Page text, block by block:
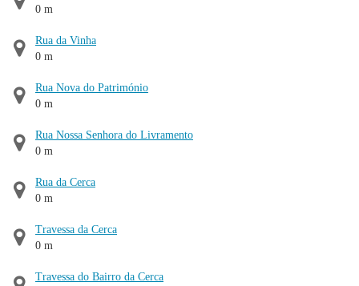
0 m
Rua da Vinha
0 m
Rua Nova do Património
0 m
Rua Nossa Senhora do Livramento
0 m
Rua da Cerca
0 m
Travessa da Cerca
0 m
Travessa do Bairro da Cerca